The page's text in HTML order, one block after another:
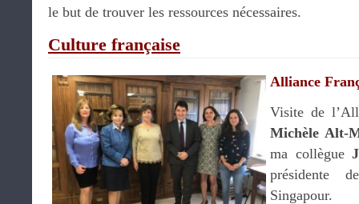
le but de trouver les ressources nécessaires.
Culture française
Alliance
Visite de
Michèle Alt-
ma collègue
présidente
Singapour.